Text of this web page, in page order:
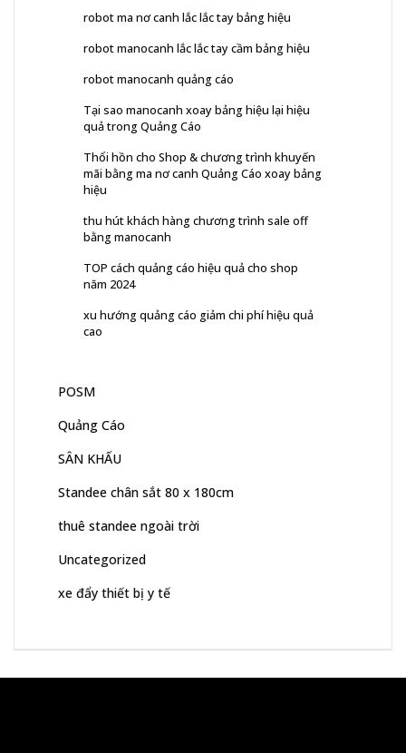
robot ma nơ canh lắc lắc tay bảng hiệu
robot manocanh lắc lắc tay cầm bảng hiệu
robot manocanh quảng cáo
Tại sao manocanh xoay bảng hiệu lại hiệu
quả trong Quảng Cáo
Thổi hồn cho Shop & chương trình khuyến
mãi bằng ma nơ canh Quảng Cáo xoay bảng
hiệu
thu hút khách hàng chương trình sale off
bằng manocanh
TOP cách quảng cáo hiệu quả cho shop
năm 2024
xu hướng quảng cáo giảm chi phí hiệu quả
cao
POSM
Quảng Cáo
SÂN KHẤU
Standee chân sắt 80 x 180cm
thuê standee ngoài trời
Uncategorized
xe đẩy thiết bị y tế